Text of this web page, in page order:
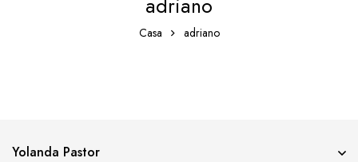
Casa adriano
Yolanda Pastor